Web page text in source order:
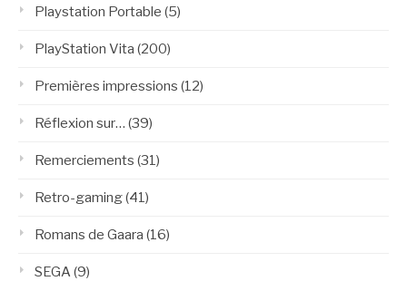
Playstation Portable (5)
PlayStation Vita (200)
Premières impressions (12)
Réflexion sur… (39)
Remerciements (31)
Retro-gaming(41)
Romans de Gaara (16)
SEGA(9)